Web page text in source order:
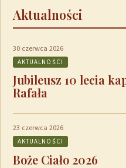
Aktualności
30 czerwca 2026
AKTUALNOŚCI
Jubileusz 10 lecia
Rafała
23 czerwca 2026
AKTUALNOŚCI
Boże Ciało 2026